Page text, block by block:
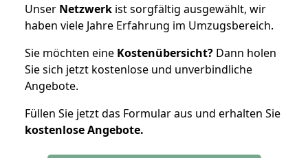
Unser Netzwerk ist sorgfältig ausgewählt, wir
haben viele Jahre Erfahrung im Umzugsbereich.
Sie möchten eine Kostenübersicht? Dann holen
Sie sich jetzt kostenlose und unverbindliche
Angebote.
Füllen Sie jetzt das Formular aus und erhalten Sie
kostenloseAngebote.